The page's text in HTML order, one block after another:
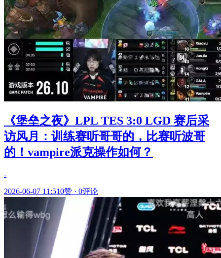
《堡垒之夜》LPL TES 3:0 LGD 赛后采
访风月：训练赛听哥哥的，比赛听波哥
的！vampire派克操作如何？
-
2026-06-07 11:510赞 · 0评论